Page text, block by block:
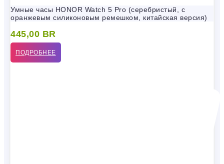
Умные часы HONOR Watch 5 Pro (серебристый, с
оранжевым силиконовым ремешком, китайская версия)
445,00 BR
ПОДРОБНЕЕ